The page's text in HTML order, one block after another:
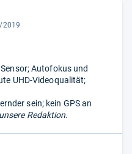
2019
Autofokus und
UHD-Videoqualität;
sein; kein GPS an
Redaktion.